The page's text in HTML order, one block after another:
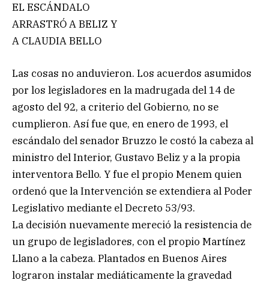
EL ESCÁNDALO
ARRASTRÓ A BELIZ Y
A CLAUDIA BELLO
Las cosas no anduvieron. Los acuerdos asumidos
por los legisladores en la madrugada del 14 de
agosto del 92, a criterio del Gobierno, no se
cumplieron. Así fue que, en enero de 1993, el
escándalo del senador Bruzzo le costó la cabeza al
ministro del Interior, Gustavo Beliz y a la propia
interventora Bello. Y fue el propio Menem quien
ordenó que la Intervención se extendiera al Poder
Legislativo mediante el Decreto 53/93.
La decisión nuevamente mereció la resistencia de
un grupo de legisladores, con el propio Martínez
Llano a la cabeza. Plantados en Buenos Aires
lograron instalar mediáticamente la gravedad